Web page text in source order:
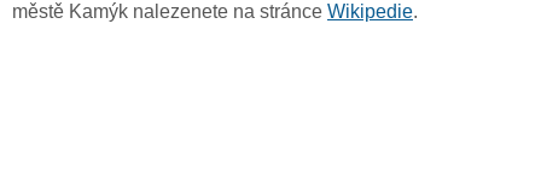
městě Kamýk nalezenete na stránce Wikipedie.